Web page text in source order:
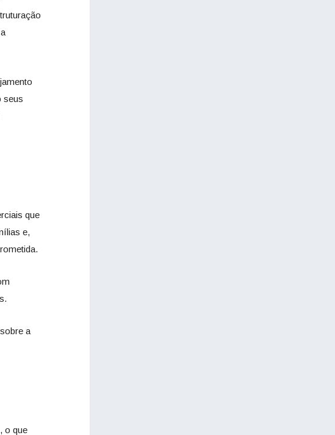
seus
que
e,
a
o que